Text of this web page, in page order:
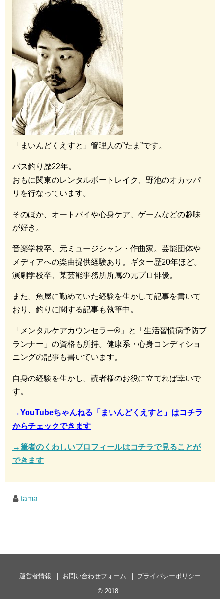
「まいんどくえすと」管理人の”たま”です。
バス釣り歴22年。
おもに関東のレンタルボートレイク、野池のオカッパ
リを行なっています。
そのほか、オートバイや心身ケア、ゲームなどの趣味
が好き。
音楽学校卒、元ミュージシャン・作曲家。芸能団体や
メディアへの楽曲提供経験あり。ギター歴20年ほど。
演劇学校卒、某芸能事務所所属の元プロ俳優。
また、魚屋に勤めていた経験を生かして記事を書いて
おり、釣りに関する記事も執筆中。
「メンタルケアカウンセラー®︎」と「生活習慣病予防プ
ランナー」の資格も所持。健康系・心身コンディショ
ニングの記事も書いています。
自身の経験を生かし、読者様のお役に立てれば幸いで
す。
→YouTubeちゃんねる「まいんどくえすと」はコチラ
からチェックできます
→筆者のくわしいプロフィールはコチラで見ることが
できます
tama
運営者情報 お問い合わせフォーム
プライバシーポリシー
© 2018